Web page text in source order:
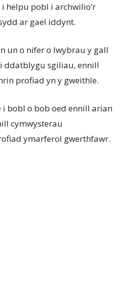
helpu pobl i archwilio’r
ar gael iddynt.
un o nifer o lwybrau y gall
ddatblygu sgiliau, ennill
profiad yn y gweithle.
i bobl o bob oed ennill arian
cymwysterau
ymarferol gwerthfawr.